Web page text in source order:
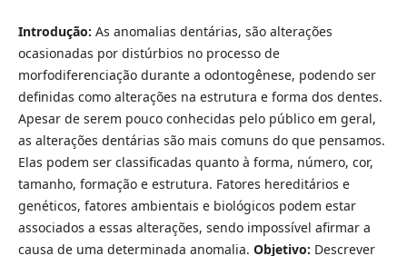
Introdução: As anomalias dentárias, são alterações
ocasionadas por distúrbios no processo de
morfodiferenciação durante a odontogênese, podendo ser
definidas como alterações na estrutura e forma dos dentes.
Apesar de serem pouco conhecidas pelo público em geral,
as alterações dentárias são mais comuns do que pensamos.
Elas podem ser classificadas quanto à forma, número, cor,
tamanho, formação e estrutura. Fatores hereditários e
genéticos, fatores ambientais e biológicos podem estar
associados a essas alterações, sendo impossível afirmar a
causa de uma determinada anomalia. Objetivo: Descrever